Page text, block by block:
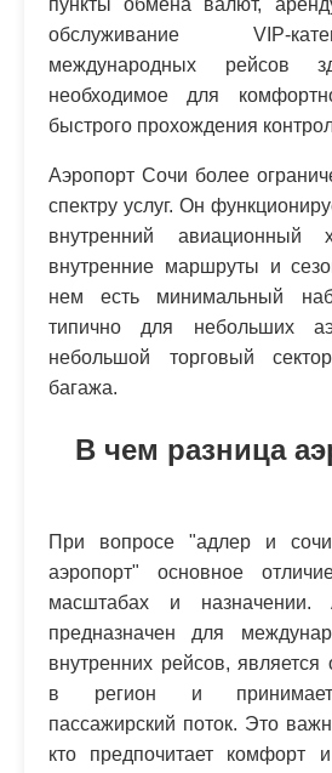
обслуживание VIP-
международных рейсов
необходимое для
быстрого прохождения
Аэропорт Сочи более
спектру услуг. Он
внутренний авиационный
внутренние маршруты и
нем есть минимальный
типично для небольших
небольшой торговый
багажа.
В чем разница
При вопросе "адлер и
аэропорт" основное
масштабах и назначении.
предназначен для
внутренних рейсов,
в регион и принимает
пассажирский поток. Это
кто предпочитает комфорт